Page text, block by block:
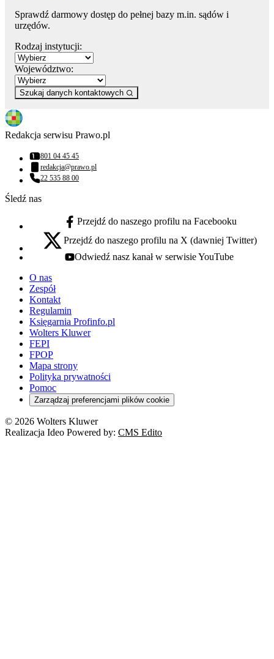
Sprawdź darmowy dostęp do pełnej bazy m.in. sądów i
urzędów.
Rodzaj instytucji:
Województwo:
Szukaj danych kontaktowych
Redakcja serwisu Prawo.pl
Numer telefonu:
801 04 45 45
Adres email:
redakcja@prawo.pl
Numer telefonu:
22 535 88 00
Śledź nas
facebook - otwiera się w nowej karcie
Przejdź do naszego profilu na Facebooku
x - otwiera się w nowej karcie
Przejdź do naszego profilu na X (dawniej Twitter)
youtube - otwiera się w nowej karcie
Odwiedź nasz kanał w serwisie YouTube
O nas
Zespół
Kontakt
Regulamin
Księgarnia Profinfo.pl
Wolters Kluwer
FEPI
FPOP
Mapa strony
Polityka prywatności
Pomoc
Zarządzaj preferencjami plików cookie
© 2026 Wolters Kluwer
Realizacja Ideo Powered by: CMS Edito